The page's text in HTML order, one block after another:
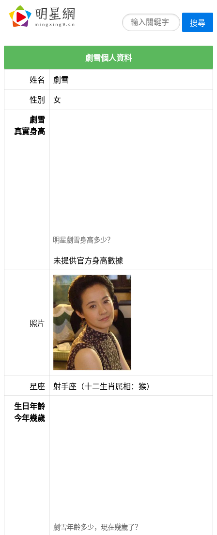
搜尋
劇雪個人資料
姓名 劇雪
性別 女
劇雪
真實身高
明星劇雪身高多少？
未提供官方身高數據
照片
星座 射手座（十二生肖属相：猴）
生日年齡
今年幾歲
劇雪年齡多少，現在幾歲了？